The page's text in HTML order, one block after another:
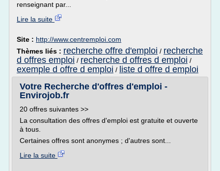
renseignant par...
Lire la suite
Site : http://www.centremploi.com
Thèmes liés : recherche offre d'emploi / recherche
d offres emploi / recherche d offres d emploi /
exemple d offre d emploi / liste d offre d emploi
Votre Recherche d'offres d'emploi -
Envirojob.fr
20 offres suivantes >>
La consultation des offres d'emploi est gratuite et ouverte
à tous.
Certaines offres sont anonymes ; d'autres sont...
Lire la suite